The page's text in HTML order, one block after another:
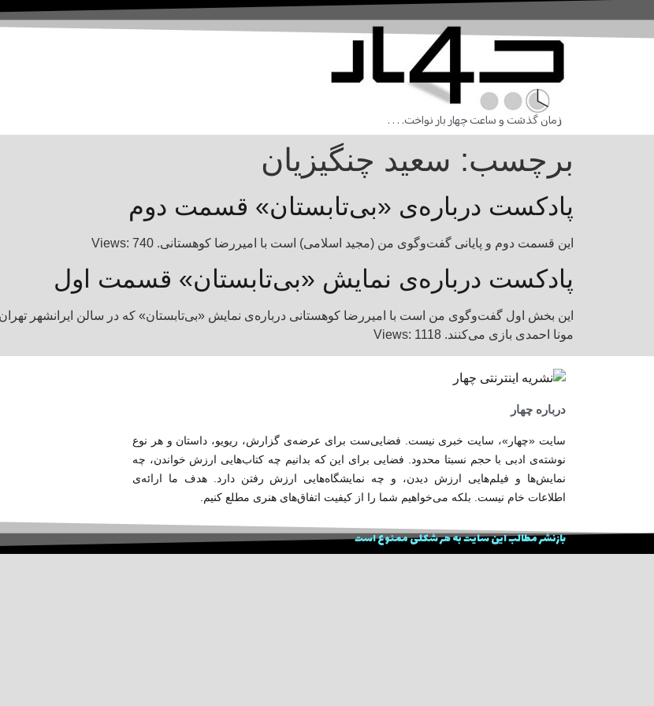
زمان گذشت و ساعت چهار بار نواخت. . . .
برچسب: سعید چنگیزیان
پادکست درباره‌ی «بی‌تابستان» قسمت دوم
این قسمت دوم و پایانی گفت‌وگوی من (مجید اسلامی) است با امیررضا کوهستانی. Views: 740
پادکست درباره‌ی نمایش «بی‌تابستان» قسمت اول
این بخش اول گفت‌وگوی من است با امیررضا کوهستانی درباره‌ی نمایش «بی‌تابستان» که در سالن ایرانشهر
مونا احمدی بازی می‌کنند. Views: 1118
درباره چهار
سایت «چهار»، سایت خبری نیست. فضایی‌ست برای عرضه‌ی گزارش‌، ریویو، داستان و هر نوع
نوشته‌ی ادبی با حجم نسبتا محدود. فضایی برای این که بدانیم چه کتاب‌هایی ارزش خواندن، چه
نمایش‌ها و فیلم‌هایی ارزش دیدن، و چه نمایشگاه‌هایی ارزش رفتن دارد. هدف ما ارائه‌ی
اطلاعات خام نیست. بلکه می‌خواهیم شما را از کیفیت اتفاق‌های هنری مطلع کنیم.
بازنشر مطالب این سایت به هر شکلی ممنوع است